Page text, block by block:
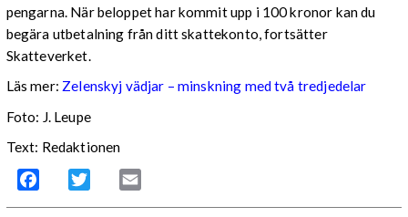
pengarna. När beloppet har kommit upp i 100 kronor kan du
begära utbetalning från ditt skattekonto, fortsätter
Skatteverket.
Läs mer: Zelenskyj vädjar – minskning med två tredjedelar
Foto: J. Leupe
Text: Redaktionen
Facebook Twitter